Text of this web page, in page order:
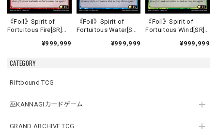
CATEGORY
Riftbound TCG
巫KANNAGIカードゲーム
GRAND ARCHIVE TCG
《Foil》Spirit of
Fortuitous Fire[SR]
¥999,999
《Foil》Spirit of
Fortuitous Water[SR]
¥999,999
《Foil》Spirit of
Fortuitous Wind[SR]
¥999,999